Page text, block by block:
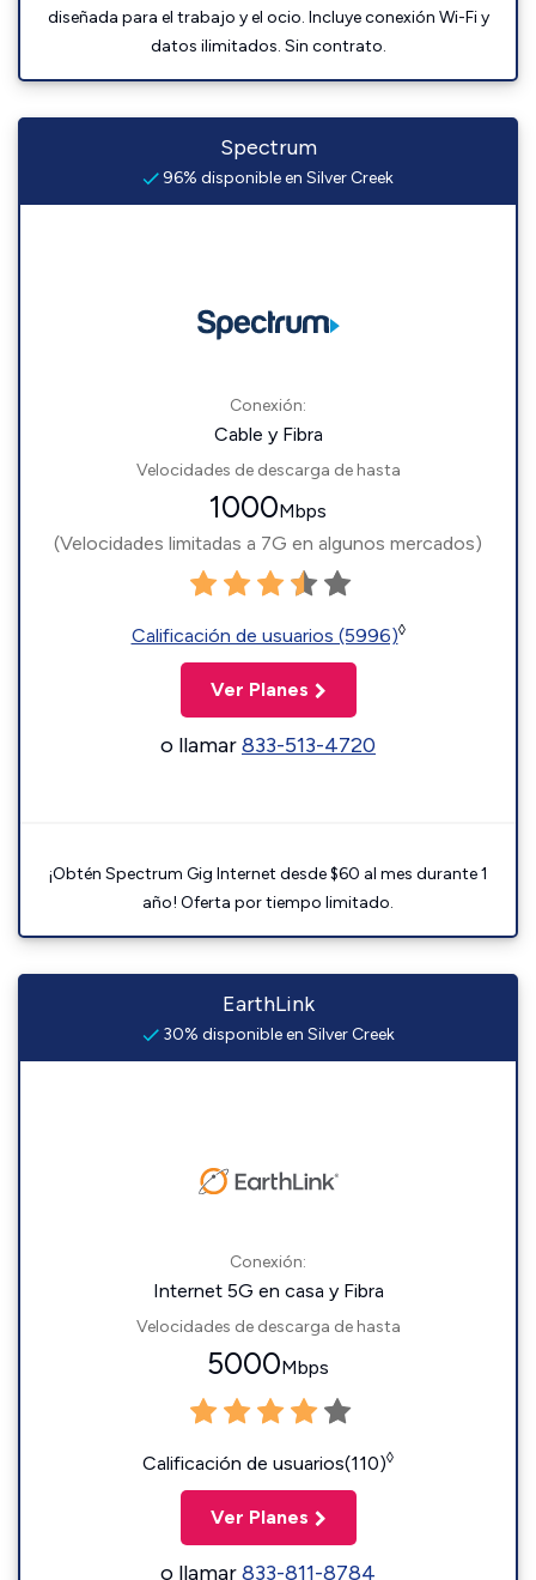
diseñada para el trabajo y el ocio. Incluye conexión Wi-Fi y
datos ilimitados. Sin contrato.
Spectrum
96% disponible en Silver Creek
Conexión:
Cable y Fibra
Velocidades de descarga de hasta
1000Mbps
(Velocidades limitadas a 7G en algunos mercados)
Calificación de usuarios (5996)◊
Ver Planes
o llamar833-513-4720
¡Obtén Spectrum Gig Internet desde $60 al mes durante 1
año! Oferta por tiempo limitado.
EarthLink
30% disponible en Silver Creek
Conexión:
Internet 5G en casa y Fibra
Velocidades de descarga de hasta
5000Mbps
Calificación de usuarios(110)◊
Ver Planes
o llamar833-811-8784